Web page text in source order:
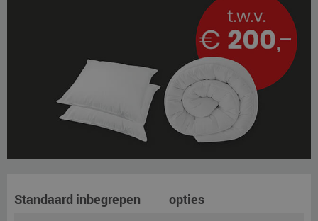
Standaard inbegrepen opties